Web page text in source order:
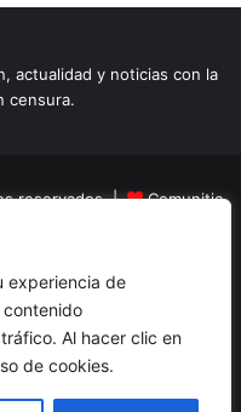
experiencia de
contenido
Al hacer clic en
de cookies.
actualidad y noticias con la
censura.
reservados |
Comunitic
Turismo
Reportajes
Instagram